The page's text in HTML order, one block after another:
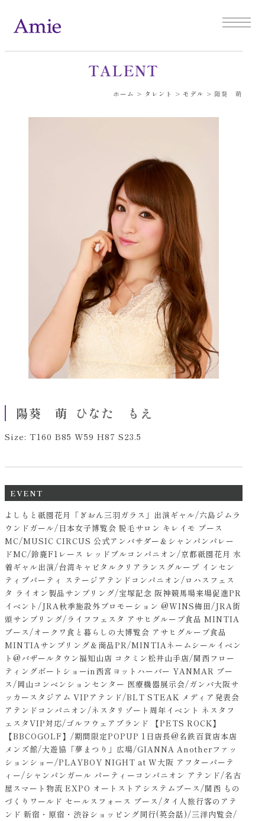
TALENT
ホーム > タレント > モデル > 陽葵 萌
陽葵 萌 ひなた もえ
Size: T160 B85 W59 H87 S23.5
EVENT
よしもと祇園花月「ぎおん三羽ガラス」出演ギャル/六島ジムラ
ウンドガール/日本女子博覧会 脱毛サロン キレイモ ブース
MC/MUSIC CIRCUS 公式アンバサダー＆シャンパンパレー
ドMC/鈴鹿F1レース レッドブルコンパニオン/京都祇園花月 水
着ギャル出演/台湾キャピタルクリアランスグループ インセン
ティブパーティ ステージアテンドコンパニオン/ロハスフェス
タ ライオン製品サンプリング/宝塚記念 阪神競馬場来場促進PR
イベント/JRA秋季施設外プロモーション @WINS梅田/JRA街
頭サンプリング/ライフフェスタ アサヒグループ食品 MINTIA
ブース/オークワ食と暮らしの大博覧会 アサヒグループ食品
MINTIAサンプリング＆商品PR/MINTIAネームシールイベン
ト@バザールタウン福知山店 コクミン松井山手店/関西フロー
ティングボートショーin西宮ヨットハーバー YANMAR ブー
ス/岡山コンベンションセンター 医療機器展示会/ガンバ大阪サ
ッカースタジアム VIPアテンド/BLT STEAK メディア発表会
アテンドコンパニオン/ネスタリゾート周年イベント ネスタフ
ェスタVIP対応/ゴルフウェアブランド 【PETS ROCK】
【BBCOGOLF】/期間限定POPUP 1日店長@名鉄百貨店本店
メンズ館/大遊協「夢まつり」広場/GIANNA Anotherファッ
ションショー/PLAYBOY NIGHT at W大阪 アフターパーテ
ィー/シャンパンガール パーティーコンパニオン アテンド/名古
屋スマート物流 EXPO オートストアシステムブース/関西 もの
づくりワールド セールスフォース ブース/タイ人旅行客のアテ
ンド 新宿・原宿・渋谷ショッピング同行(英会話)/三洋内覧会/